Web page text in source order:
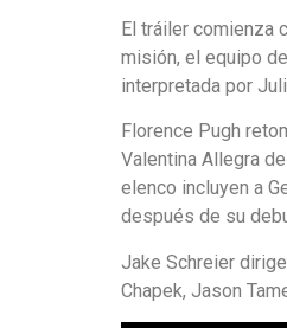
El tráiler comienza
misión, el equipo
interpretada por
Florence Pugh
Valentina Allegra
elenco incluyen a
después de su
Jake Schreier
Chapek, Jason